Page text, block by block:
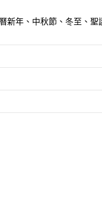
新年、中秋節、冬至、